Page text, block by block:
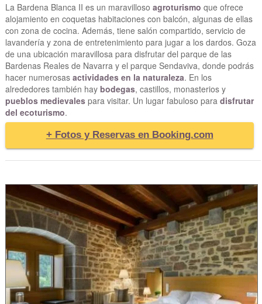
La Bardena Blanca II es un maravilloso agroturismo que ofrece
alojamiento en coquetas habitaciones con balcón, algunas de ellas
con zona de cocina. Además, tiene salón compartido, servicio de
lavandería y zona de entretenimiento para jugar a los dardos. Goza
de una ubicación maravillosa para disfrutar del parque de las
Bardenas Reales de Navarra y el parque Sendaviva, donde podrás
hacer numerosas actividades en la naturaleza. En los
alrededores también hay bodegas, castillos, monasterios y
pueblos medievalespara visitar. Un lugar fabuloso para disfrutar
del ecoturismo.
+ Fotos y Reservas en Booking.com